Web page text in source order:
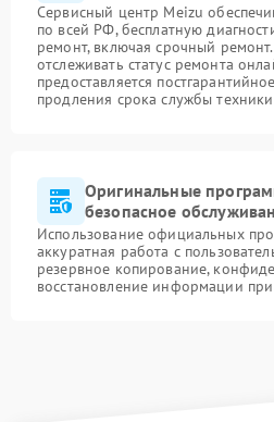
Сервисный центр Meizu
по всей РФ, бесплатную
ремонт, включая срочный
отслеживать статус ремонта
предоставляется
продления срока службы техники
Оригинальные
безопасное
Использование официальных
аккуратная работа с
резервное копирование,
восстановление информации